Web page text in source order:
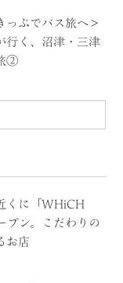
っぷでバス旅へ＞
行く、沼津・三津
②
くに「WHiCH
ン。こだわりの
お店